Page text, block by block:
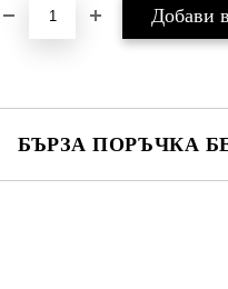
БЪРЗА ПОРЪЧКА